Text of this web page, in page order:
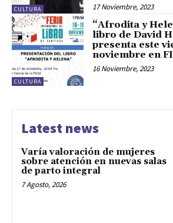
CULTURA 17 Noviembre, 2023
CULTURA
“Afrodita y
libro de David
presenta este
noviembre en
16 Noviembre, 2023
Latest news
Varía valoración de mujeres
sobre atención en nuevas salas
de parto integral
7 Agosto, 2026